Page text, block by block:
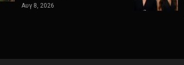
Αυγ 8, 2026